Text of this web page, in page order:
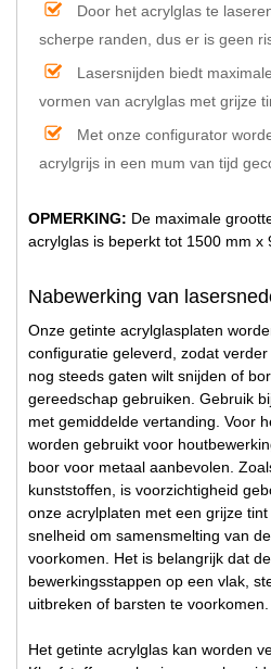
Door het acrylglas te
scherpe randen, dus er is geen
Lasersnijden biedt
vormen van acrylglas met grijze
Met onze configurator
acrylgrijs in een mum van tijd
OPMERKING: De maximale
acrylglas is beperkt tot 1500 mm x
Nabewerking van
Onze getinte acrylglasplaten
configuratie geleverd, zodat
nog steeds gaten wilt snijden of
gereedschap gebruiken. Gebruik
met gemiddelde vertanding. Voor
worden gebruikt voor
boor voor metaal aanbevolen.
kunststoffen, is voorzichtigheid
onze acrylplaten met een grijze
snelheid om samensmelting van
voorkomen. Het is belangrijk dat
bewerkingsstappen op een vlak,
uitbreken of barsten te voorkomen.
Het getinte acrylglas kan worden